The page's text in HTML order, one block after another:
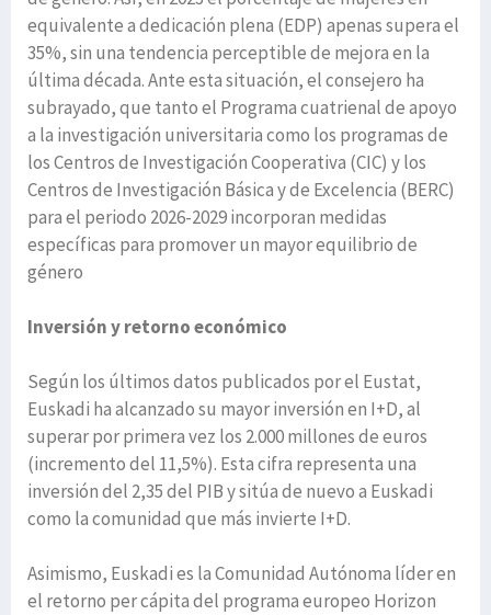
equivalente a dedicación plena (EDP) apenas supera el
35%, sin una tendencia perceptible de mejora en la
última década. Ante esta situación, el consejero ha
subrayado, que tanto el Programa cuatrienal de apoyo
a la investigación universitaria como los programas de
los Centros de Investigación Cooperativa (CIC) y los
Centros de Investigación Básica y de Excelencia (BERC)
para el periodo 2026-2029 incorporan medidas
específicas para promover un mayor equilibrio de
género
Inversión y retorno económico
Según los últimos datos publicados por el Eustat,
Euskadi ha alcanzado su mayor inversión en I+D, al
superar por primera vez los 2.000 millones de euros
(incremento del 11,5%). Esta cifra representa una
inversión del 2,35 del PIB y sitúa de nuevo a Euskadi
como la comunidad que más invierte I+D.
Asimismo, Euskadi es la Comunidad Autónoma líder en
el retorno per cápita del programa europeo Horizon